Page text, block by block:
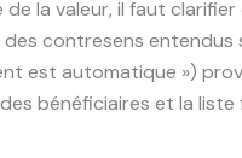
la valeur, il faut
contresens entendus
est automatique »)
bénéficiaires et la liste